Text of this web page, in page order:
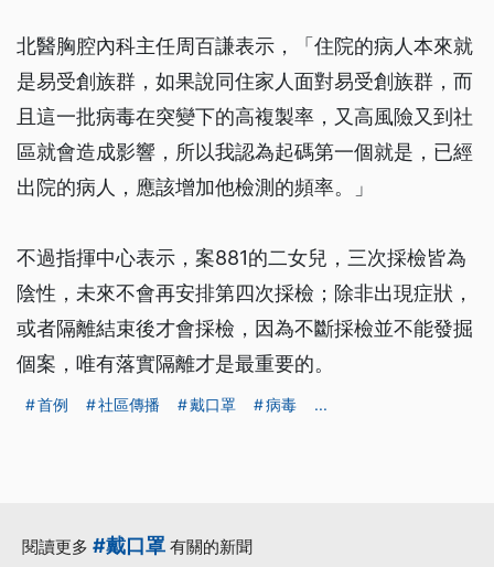
北醫胸腔內科主任周百謙表示，「住院的病人本來就
是易受創族群，如果說同住家人面對易受創族群，而
且這一批病毒在突變下的高複製率，又高風險又到社
區就會造成影響，所以我認為起碼第一個就是，已經
出院的病人，應該增加他檢測的頻率。」
不過指揮中心表示，案881的二女兒，三次採檢皆為
陰性，未來不會再安排第四次採檢；除非出現症狀，
或者隔離結束後才會採檢，因為不斷採檢並不能發掘
個案，唯有落實隔離才是最重要的。
首例 社區傳播 戴口罩 病毒 ...
閱讀更多 #戴口罩 有關的新聞